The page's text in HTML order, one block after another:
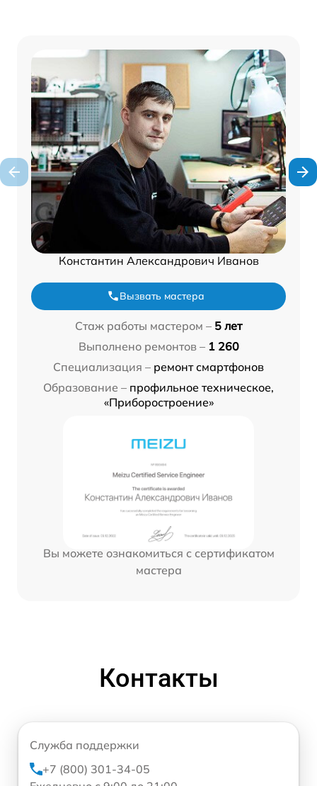
Константин Александрович Иванов
Вызвать мастера
Стаж работы мастером – 5 лет
Выполнено ремонтов – 1 260
Специализация – ремонт смартфонов
Образование – профильное техническое,
«Приборостроение»
Вы можете ознакомиться с сертификатом
мастера
Контакты
Служба поддержки
+7 (800) 301-34-05